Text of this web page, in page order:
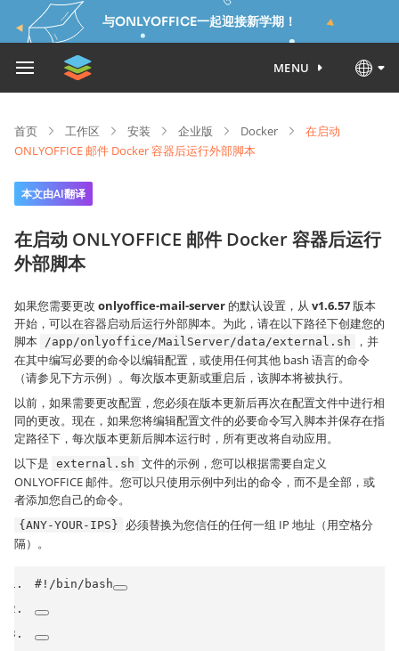
与ONLYOFFICE一起迎接新学期！
MENU
首页 工作区 安装 企业版 Docker
在启动
ONLYOFFICE 邮件 Docker 容器后运行外部脚本
本文由AI翻译
在启动 ONLYOFFICE 邮件 Docker 容器后运行
外部脚本
如果您需要更改 onlyoffice-mail-server 的默认设置，从 v1.6.57 版本
开始，可以在容器启动后运行外部脚本。为此，请在以下路径下创建您的
脚本 /app/onlyoffice/MailServer/data/external.sh
，并
在其中编写必要的命令以编辑配置，或使用任何其他 bash 语言的命令
（请参见下方示例）。每次版本更新或重启后，该脚本将被执行。
以前，如果需要更改配置，您必须在版本更新后再次在配置文件中进行相
同的更改。现在，如果您将编辑配置文件的必要命令写入脚本并保存在指
定路径下，每次版本更新后脚本运行时，所有更改将自动应用。
以下是 external.sh 文件的示例，您可以根据需要自定义
ONLYOFFICE 邮件。您可以只使用示例中列出的命令，而不是全部，或
者添加您自己的命令。
{ANY-YOUR-IPS}
必须替换为您信任的任何一组 IP 地址（用空格分
隔）。
#!/bin/bash